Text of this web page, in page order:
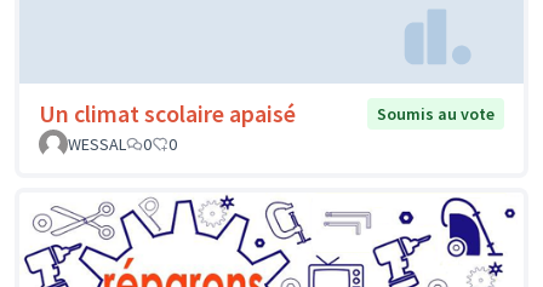
Un climat scolaire apaisé
Soumis au vote
WESSAL
0 0